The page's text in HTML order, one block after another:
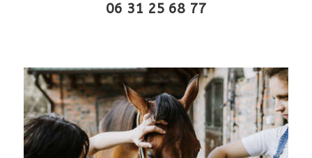
06 31 25 68 77